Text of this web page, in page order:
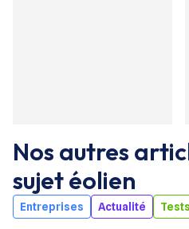
Nos autres
sujetéolien
Entreprises Actualité Tests